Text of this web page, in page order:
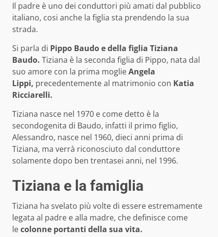
Il padre è uno dei conduttori più amati dal pubblico
italiano, cosi anche la figlia sta prendendo la sua
strada.
Si parla di Pippo Baudo e della figlia Tiziana
Baudo. Tiziana è la seconda figlia di Pippo, nata dal
suo amore con la prima moglieAngela
Lippi, precedentemente al matrimonio con Katia
Ricciarelli.
Tiziana nasce nel 1970 e come detto è la
secondogenita di Baudo, infatti il primo figlio,
Alessandro, nasce nel 1960, dieci anni prima di
Tiziana, ma verrà riconosciuto dal conduttore
solamente dopo ben trentasei anni, nel 1996.
Tiziana e la famiglia
Tiziana ha svelato più volte di essere estremamente
legata al padre e alla madre, che definisce come
lecolonne portanti della sua vita.